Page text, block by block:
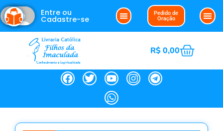
Entre ou
Cadastre-se
Pedido de
Oração
R$0,00